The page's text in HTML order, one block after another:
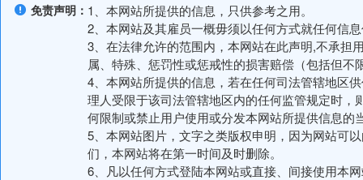
免责声明： 1、本网站所提供的信息，只供参考之用。
2、本网站及其雇员一概毋须以任何方式就任何信
3、在法律允许的范围内，本网站在此声明,不承担
属、特殊、惩罚性或惩戒性的损害赔偿（包括但
4、本网站所提供的信息，若在任何司法管辖地区
理人受限于该司法管辖地区内的任何监管规定时
何限制或禁止用户使用或分发本网站所提供信息的
5、本网站图片，文字之类版权申明，因为网站可
们，本网站将在第一时间及时删除。
6、凡以任何方式登陆本网站或直接、间接使用本